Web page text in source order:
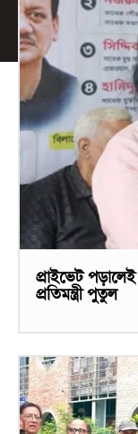
প্রাইভেট
প্রতিমন্ত্রী পুতুল